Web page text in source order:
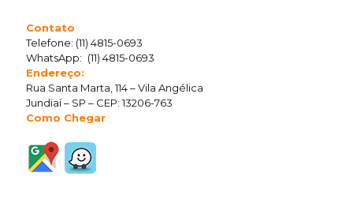
Contato
Telefone: (11) 4815-0693
WhatsApp: (11) 4815-0693
Endereço:
Rua Santa Marta, 114 – Vila Angélica
Jundiaí – SP – CEP: 13206-763
Como Chegar